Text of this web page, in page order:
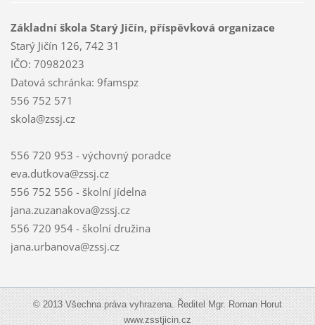
Základní škola Starý Jičín, příspěvková organizace
Starý Jičín 126, 742 31
IČO: 70982023
Datová schránka: 9famspz
556 752 571
skola@zssj.cz
556 720 953 - výchovný poradce
eva.dutkova@zssj.cz
556 752 556 - školní jídelna
jana.zuzanakova@zssj.cz
556 720 954 - školní družina
jana.urbanova@zssj.cz
© 2013 Všechna práva vyhrazena. Ředitel Mgr. Roman Horut
www.zsstjicin.cz